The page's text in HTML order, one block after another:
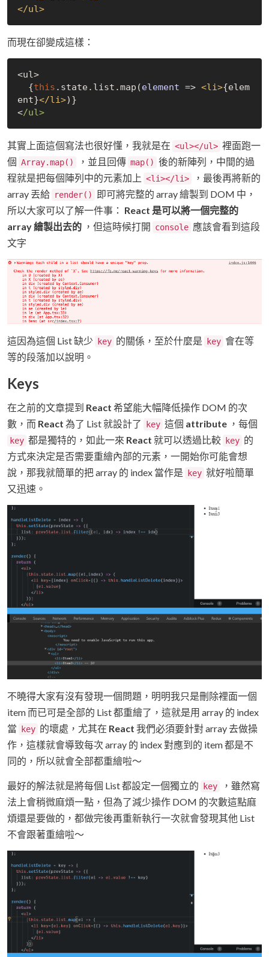
</ul>
而現在卻變成這樣：
<ul>
  {
this .state.list.map(element => <li>{elem
ent}</li>)}
<
/ul>
其實上面這個寫法也很好懂，我就是在 <ul></ul> 裡面跑一
個 Array.map() ，並且回傳 map() 後的新陣列，中間的過
程就是把每個陣列中的元素加上 <li></li>
，最後再將新的
array 丟給 render()
即可將完整的 array 繪製到 DOM 中，
所以大家可以了解一件事： React 是可以將一個完整的
array 繪製出去的 ，但這時候打開 console 應該會看到這段
文字
這因為這個 List 缺少 key 的關係，至於什麼是 key 會在等
等的段落加以說明。
Keys
在之前的文章提到 React 希望能大幅降低操作 DOM 的次
數，而 React 為了 List 就設計了 key 這個 attribute ，每個
key 都是獨特的，如此一來 React 就可以透過比較 key 的
方式來決定是否需要重繪內部的元素，一開始你可能會想
說，那我就簡單的把 array 的 index 當作是
key 就好啦簡單
又迅速。
不曉得大家有沒有發現一個問題，明明我只是刪除裡面一個
item 而已可是全部的 List 都重繪了，這就是用 array 的 index
當
key 的壞處，尤其在 React 我們必須要針對 array 去做操
作，這樣就會導致每次 array 的 index 對應到的 item 都是不
同的，所以就會全部都重繪啦～
最好的解法就是將每個 List 都設定一個獨立的 key
，雖然寫
法上會稍微麻煩一點，但為了減少操作 DOM 的次數這點麻
煩還是要做的，都做完後再重新執行一次就會發現其他 List
不會跟著重繪啦～